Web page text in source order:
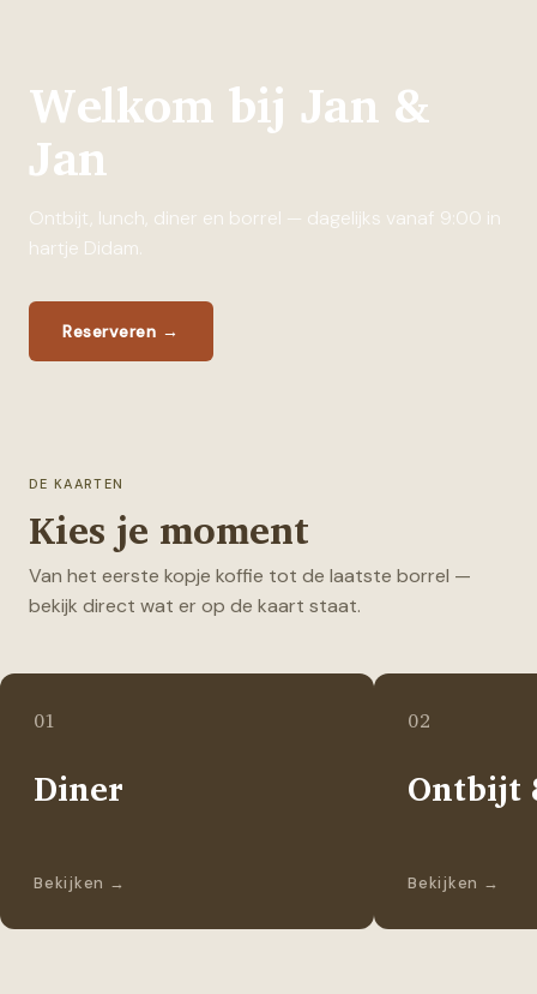
Welkom bij Jan &
Jan
Ontbijt, lunch, diner en borrel — dagelijks vanaf 9:00 in
hartje Didam.
Reserveren →
DE KAARTEN
Kies je moment
Van het eerste kopje koffie tot de laatste borrel —
bekijk direct wat er op de kaart staat.
01
Diner
Bekijken →
02
Ontbijt
Bekijken →